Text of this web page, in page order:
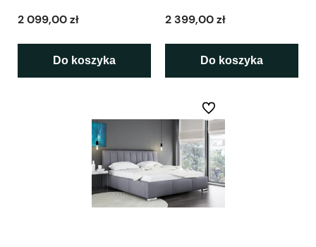
2 099,00 zł
Do koszyka
2 399,00 zł
Do koszyka
Do ulubionych